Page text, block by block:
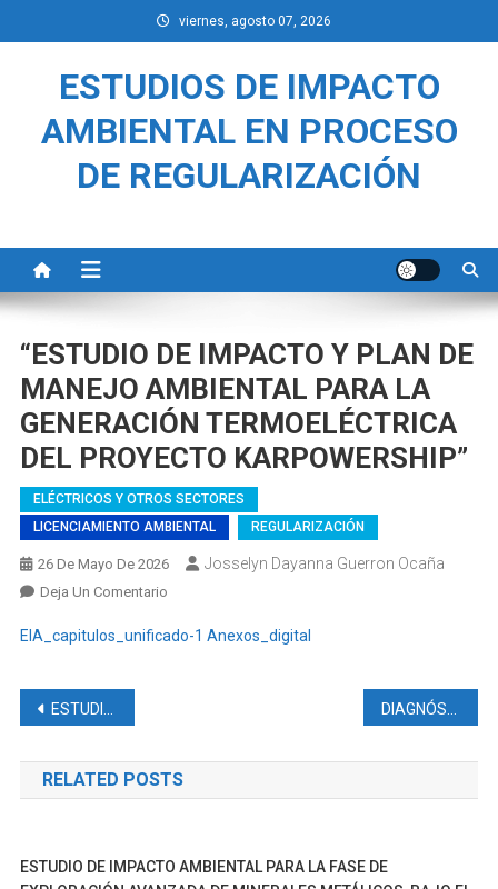
al
viernes, agosto 07, 2026
ESTUDIOS DE IMPACTO
AMBIENTAL EN PROCESO
DE REGULARIZACIÓN
“ESTUDIO DE IMPACTO Y PLAN DE
MANEJO AMBIENTAL PARA LA
GENERACIÓN TERMOELÉCTRICA
DEL PROYECTO KARPOWERSHIP”
ELÉCTRICOS Y OTROS SECTORES
LICENCIAMIENTO AMBIENTAL
REGULARIZACIÓN
26 De Mayo De 2026 Josselyn Dayanna Guerron Ocaña
Deja Un ComentarioEn
DE
MANEJO
AMBIENTAL
GENERACIÓN
EIA_capitulos_unificado-1 Anexos_digital
Navegación
de
entradas
ESTUDIO COMPLEMENTARIO A LA LICENCIA 1272 DEL BLOQUE 65 PINDO “ESTUDIO DE IMPACTO AMBIENTAL Y PLAN DE MANEJO AMBIENTAL PARA LA CONSTRUCCIÓN DE LA PLATAFORMA A, SU CORRESPONDIENTE VÍA DE ACCESO, LÍNEA DE FLUJO, FACILIDADES DE SUPERFICIE Y LA PERFORACIÓN DE 3 POZOS DE PRODUCCIÓN
RELATED POSTS
ESTUDIO DE IMPACTO AMBIENTAL PARA LA FASE DE